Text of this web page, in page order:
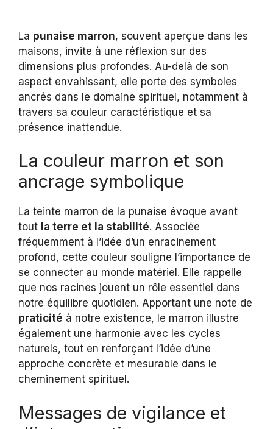
La punaise marron, souvent aperçue dans les
maisons, invite à une réflexion sur des
dimensions plus profondes. Au-delà de son
aspect envahissant, elle porte des symboles
ancrés dans le domaine spirituel, notamment à
travers sa couleur caractéristique et sa
présence inattendue.
La couleur marron et son
ancrage symbolique
La teinte marron de la punaise évoque avant
tout la terre et la stabilité. Associée
fréquemment à l’idée d’un enracinement
profond, cette couleur souligne l’importance de
se connecter au monde matériel. Elle rappelle
que nos racines jouent un rôle essentiel dans
notre équilibre quotidien. Apportant une note de
praticité à notre existence, le marron illustre
également une harmonie avec les cycles
naturels, tout en renforçant l’idée d’une
approche concrète et mesurable dans le
cheminement spirituel.
Messages de vigilance et